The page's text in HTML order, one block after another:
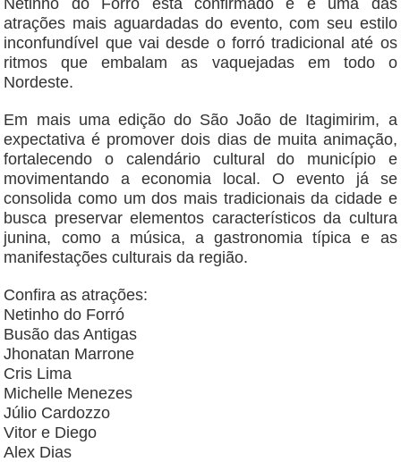
Netinho do Forró está confirmado e é uma das
atrações mais aguardadas do evento, com seu estilo
inconfundível que vai desde o forró tradicional até os
ritmos que embalam as vaquejadas em todo o
Nordeste.
Em mais uma edição do São João de Itagimirim, a
expectativa é promover dois dias de muita animação,
fortalecendo o calendário cultural do município e
movimentando a economia local. O evento já se
consolida como um dos mais tradicionais da cidade e
busca preservar elementos característicos da cultura
junina, como a música, a gastronomia típica e as
manifestações culturais da região.
Confira as atrações:
Netinho do Forró
Busão das Antigas
Jhonatan Marrone
Cris Lima
Michelle Menezes
Júlio Cardozzo
Vitor e Diego
Alex Dias